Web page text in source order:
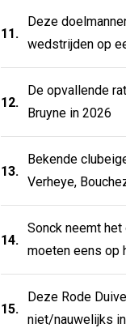
11.
Deze
wedstrijden op
12.
De opvallende
Bruyne in 2026
13.
Bekende
Verheye,
14.
Sonck neemt het
moeten eens op
15.
Deze Rode
niet/nauwelijks